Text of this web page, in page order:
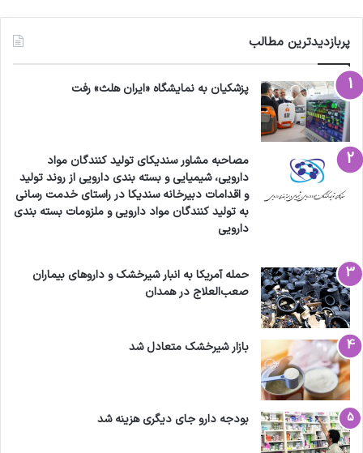
پربازدیدترین مطالب
پزشکیان به نمایشگاه «ایران هلث» رفت
مصاحبه مشاور سندیکای تولید کنندگان مواد
دارویی، شیمیایی و بسته بندی دارویی از روند تولید
و اقدامات دبیرخانه سندیکا در راستای خدمت رسانی
به تولید کنندگان مواد دارویی و ملزومات بسته بندی
دارویی
حمله آمریکا به انبار شیرخشک و داروهای بیماران
صعب‌العلاج در همدان
بازار شیرخشک متعادل شد
بودجه دارو جای دیگری هزینه شد